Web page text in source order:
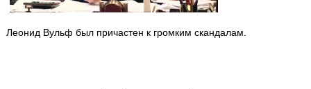
Леонид Вульф был причастен к громким скандалам.